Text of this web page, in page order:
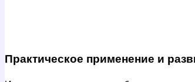
Практическое применение и